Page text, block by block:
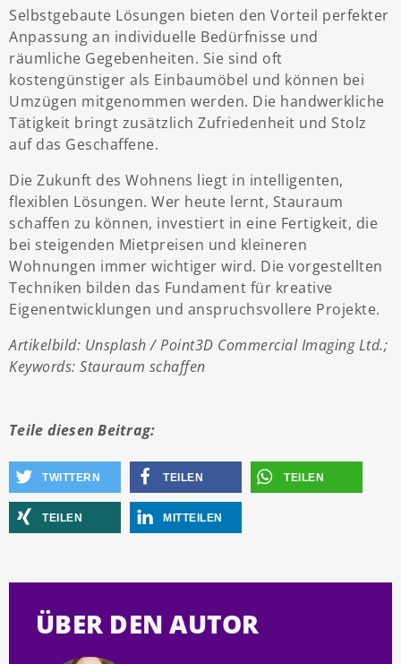
Selbstgebaute Lösungen bieten den Vorteil perfekter
Anpassung an individuelle Bedürfnisse und
räumliche Gegebenheiten. Sie sind oft
kostengünstiger als Einbaumöbel und können bei
Umzügen mitgenommen werden. Die handwerkliche
Tätigkeit bringt zusätzlich Zufriedenheit und Stolz
auf das Geschaffene.
Die Zukunft des Wohnens liegt in intelligenten,
flexiblen Lösungen. Wer heute lernt, Stauraum
schaffen zu können, investiert in eine Fertigkeit, die
bei steigenden Mietpreisen und kleineren
Wohnungen immer wichtiger wird. Die vorgestellten
Techniken bilden das Fundament für kreative
Eigenentwicklungen und anspruchsvollere Projekte.
Artikelbild: Unsplash / Point3D Commercial Imaging Ltd.;
Keywords: Stauraum schaffen
Teile diesen Beitrag:
TWITTERN TEILEN TEILEN
TEILEN MITTEILEN
ÜBER DEN AUTOR